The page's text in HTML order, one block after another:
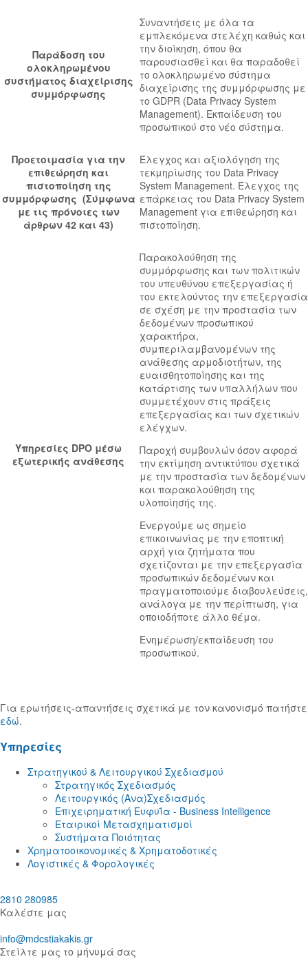
Παράδοση του
ολοκληρωμένου
συστήματος διαχείρισης
συμμόρφωσης
Συναντήσεις με όλα τα
εμπλεκόμενα στελέχη καθώς και
την διοίκηση, όπου θα
παρουσιασθεί και θα παραδοθεί
το ολοκληρωμένο σύστημα
διαχείρισης της συμμόρφωσης με
το GDPR (Data Privacy System
Management). Εκπαίδευση του
προσωπικού στο νέο σύστημα.
Προετοιμασία για την
επιθεώρηση και
πιστοποίηση της
συμμόρφωσης (Σύμφωνα
με τις πρόνοιες των
άρθρων 42 και 43)
Έλεγχος και αξιολόγηση της
τεκμηρίωσης του Data Privacy
System Management. Έλεγχος της
επάρκειας του Data Privacy System
Management για επιθεώρηση και
πιστοποίηση.
Υπηρεσίες DPO μέσω
εξωτερικής ανάθεσης
Παρακολούθηση της
συμμόρφωσης και των πολιτικών
του υπευθύνου επεξεργασίας ή
του εκτελούντος την επεξεργασία
σε σχέση με την προστασία των
δεδομένων προσωπικού
χαρακτήρα,
συμπεριλαμβανομένων της
ανάθεσης αρμοδιοτήτων, της
ευαισθητοποίησης και της
κατάρτισης των υπαλλήλων που
συμμετέχουν στις πράξεις
επεξεργασίας και των σχετικών
ελέγχων.
Παροχή συμβουλών όσον αφορά
την εκτίμηση αντικτύπου σχετικά
με την προστασία των δεδομένων
και παρακολούθηση της
υλοποίησής της.
Ενεργούμε ως σημείο
επικοινωνίας με την εποπτική
αρχή για ζητήματα που
σχετίζονται με την επεξεργασία
προσωπικών δεδομένων και
πραγματοποιούμε διαβουλεύσεις,
ανάλογα με την περίπτωση, για
οποιοδήποτε άλλο θέμα.
Ενημέρωση/εκπαίδευση του
προσωπικού.
Για ερωτήσεις-απαντήσεις σχετικά με τον κανονισμό πατήστε
εδώ.
Yπηρεσίες
Στρατηγικού & Λειτουργικού Σχεδιασμού
Στρατηγικός Σχεδιασμός
Λειτουργικός (Ανα)Σχεδιασμός
Eπιχειρηματική Ευφυΐα - Business Intelligence
Εταιρικοί Μετασχηματισμοί
Συστήματα Ποιότητας
Χρηματοοικονομικές & Χρηματοδοτικές
Λογιστικές & Φορολογικές
2810 280985
Καλέστε μας
info@mdcstiakakis.gr
Στείλτε μας το μήνυμά σας